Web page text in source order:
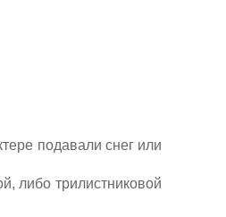
подавали снег или
либо трилистниковой